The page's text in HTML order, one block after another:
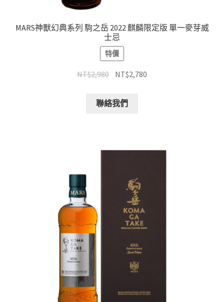
MARS神獸幻典系列 駒之岳 2022 麒麟限定版 單一麥芽威
士忌
特價
NT$2,980 NT$2,780
聯絡我們